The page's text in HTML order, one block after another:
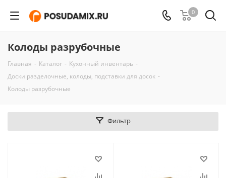
0
Колоды разрубочные
Главная - Каталог - Кухонный инвентарь -
Доски разделочные, колоды, подставки для досок -
Колоды разрубочные
Фильтр